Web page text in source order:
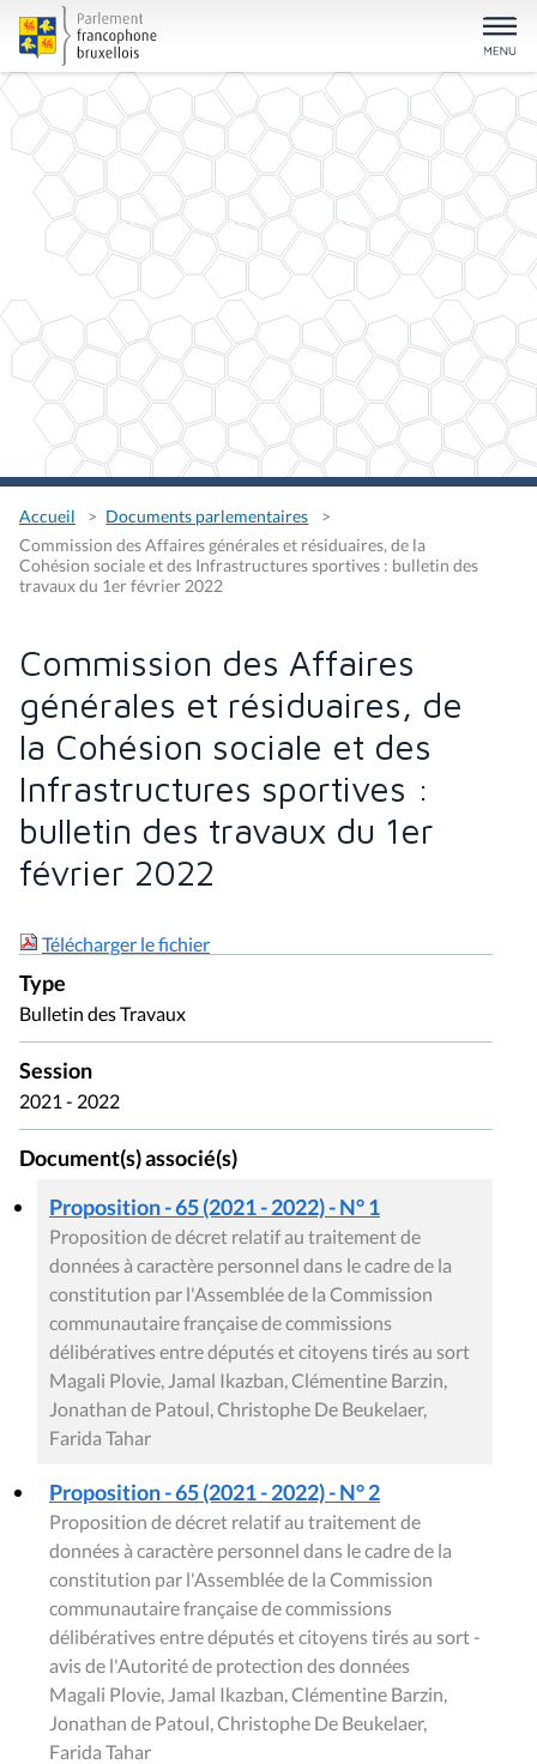
Accueil
Documents parlementaires
Commission des Affaires générales et résiduaires, de la
Cohésion sociale et des Infrastructures sportives : bulletin des
travaux du 1er février 2022
Commission des Affaires
générales et résiduaires, de
la Cohésion sociale et des
Infrastructures sportives :
bulletin des travaux du 1er
février 2022
Télécharger le fichier
Type
Bulletin des Travaux
Session
2021 - 2022
Document(s) associé(s)
Proposition - 65 (2021 - 2022) - N° 1
Proposition de décret relatif au traitement de
données à caractère personnel dans le cadre de la
constitution par l'Assemblée de la Commission
communautaire française de commissions
délibératives entre députés et citoyens tirés au sort
Magali Plovie, Jamal Ikazban, Clémentine Barzin,
Jonathan de Patoul, Christophe De Beukelaer,
Farida Tahar
Proposition - 65 (2021 - 2022) - N° 2
Proposition de décret relatif au traitement de
données à caractère personnel dans le cadre de la
constitution par l'Assemblée de la Commission
communautaire française de commissions
délibératives entre députés et citoyens tirés au sort -
avis de l'Autorité de protection des données
Magali Plovie, Jamal Ikazban, Clémentine Barzin,
Jonathan de Patoul, Christophe De Beukelaer,
Farida Tahar